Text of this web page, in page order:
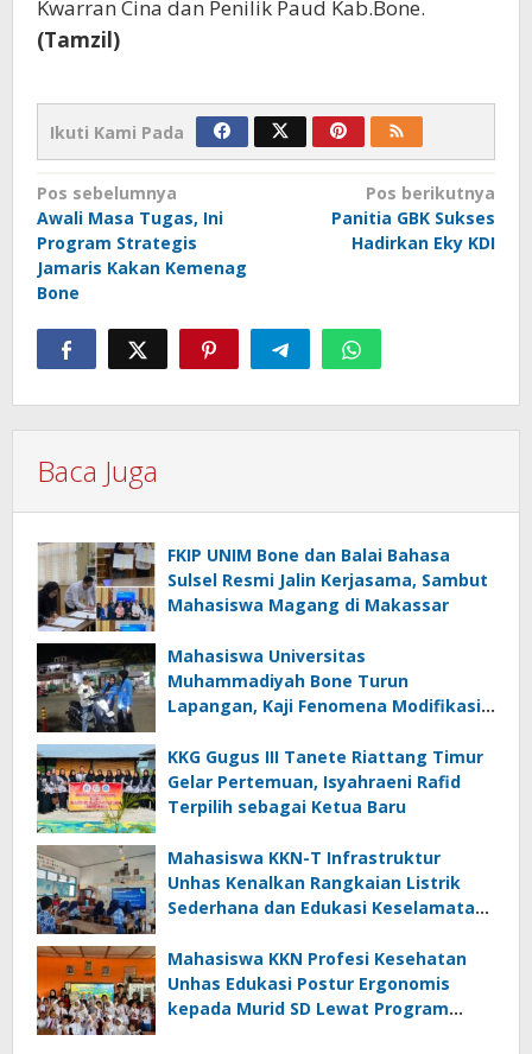
Kwarran Cina dan Penilik Paud Kab.Bone.
(Tamzil)
Ikuti Kami Pada
Navigasi
pos
Pos sebelumnya
Awali Masa Tugas, Ini
Program Strategis
Jamaris Kakan Kemenag
Bone
Pos berikutnya
Panitia GBK Sukses
Hadirkan Eky KDI
Baca Juga
FKIP UNIM Bone dan Balai Bahasa
Sulsel Resmi Jalin Kerjasama, Sambut
Mahasiswa Magang di Makassar
Mahasiswa Universitas
Muhammadiyah Bone Turun
Lapangan, Kaji Fenomena Modifikasi
FOTOFOBIA
KKG Gugus III Tanete Riattang Timur
Gelar Pertemuan, Isyahraeni Rafid
Terpilih sebagai Ketua Baru
Mahasiswa KKN-T Infrastruktur
Unhas Kenalkan Rangkaian Listrik
Sederhana dan Edukasi Keselamatan
Langkeang
Mahasiswa KKN Profesi Kesehatan
Unhas Edukasi Postur Ergonomis
kepada Murid SD Lewat Program